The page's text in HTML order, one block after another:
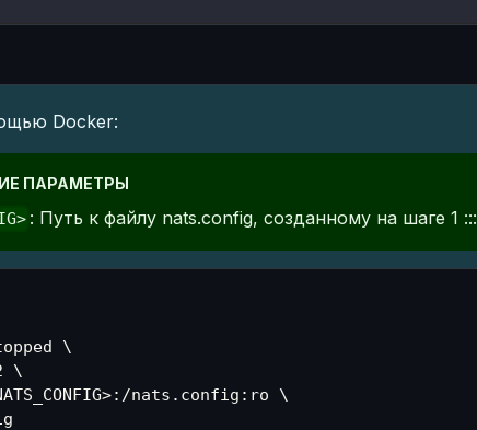
Docker:
ПАРАМЕТРЫ
: Путь к файлу nats.config, созданному на шаге 1 :::
\
\
>:/nats.config:ro \